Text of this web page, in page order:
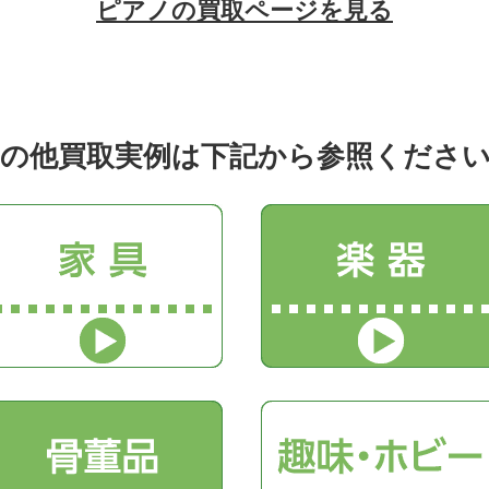
ピアノの買取ページを見る
他買取実例は下記から参照くださ